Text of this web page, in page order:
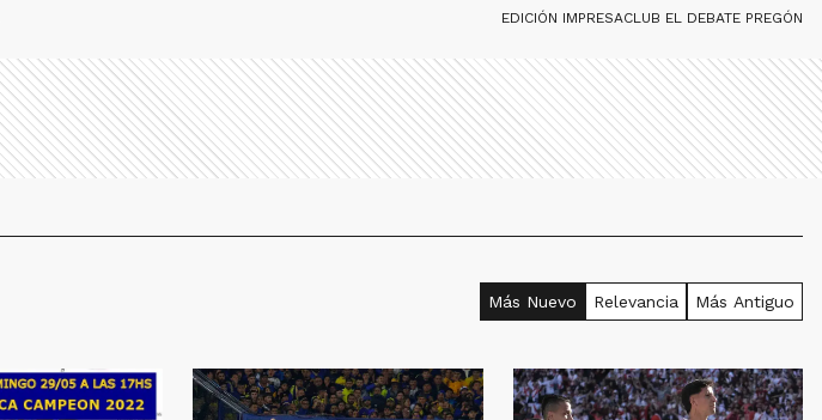
EDICIÓN IMPRESACLUB EL DEBATE PREGÓN
Más Nuevo Relevancia Más Antiguo